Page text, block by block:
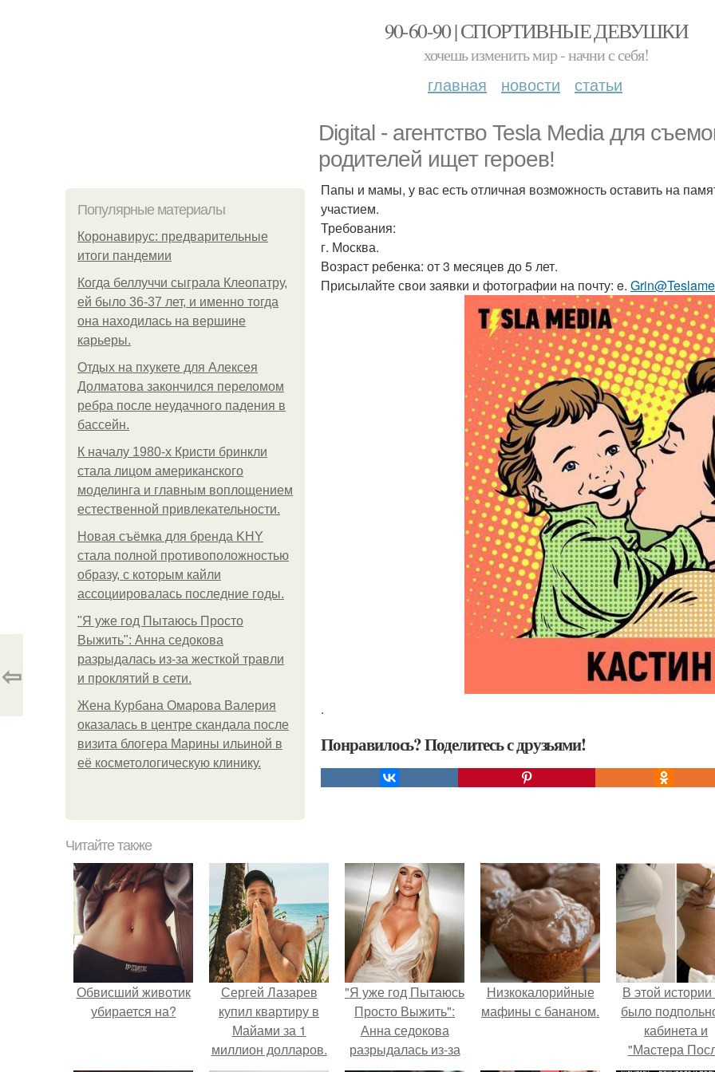
90-60-90 | СПОРТИВНЫЕ ДЕВУШКИ
хочешь изменить мир - начни с себя!
главная новости статьи
Digital - агентство Tesla Media для
родителей ищет героев!
Популярные материалы
Коронавирус: предварительные
итоги пандемии
Когда беллуччи сыграла Клеопатру,
ей было 36-37 лет, и именно тогда
она находилась на вершине
карьеры.
Отдых на пхукете для Алексея
Долматова закончился переломом
ребра после неудачного падения в
бассейн.
К началу 1980-х Кристи бринкли
стала лицом американского
моделинга и главным воплощением
естественной привлекательности.
Новая съёмка для бренда KHY
стала полной противоположностью
образу, с которым кайли
ассоциировалась последние годы.
"Я уже год Пытаюсь Просто
Выжить": Анна седокова
разрыдалась из-за жесткой травли
и проклятий в сети.
Жена Курбана Омарова Валерия
оказалась в центре скандала после
визита блогера Марины ильиной в
её косметологическую клинику.
Папы и мамы, у вас есть отличная возможность оставить на
участием.
Требования:
г. Москва.
Возраст ребенка: от 3 месяцев до 5 лет.
Присылайте свои заявки и фотографии на почту: e.
.
Понравилось? Поделитесь с друзьями!
⇦
Читайте также
Обвисший животик
убирается на?
Сергей Лазарев
купил квартиру в
Майами за 1
миллион долларов.
"Я уже год Пытаюсь
Просто Выжить":
Анна седокова
разрыдалась из-за
Низкокалорийные
мафины с бананом.
В этой
было
кабинета и
"Мастера